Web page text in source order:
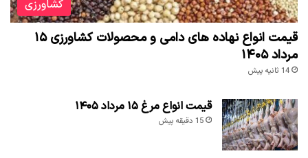
کشاورزی
قیمت انواع نهاده های دامی و محصولات کشاورزی ۱۵
مرداد ۱۴۰۵
14 ثانیه پیش
قیمت انواع مرغ ۱۵ مرداد ۱۴۰۵
15 دقیقه پیش